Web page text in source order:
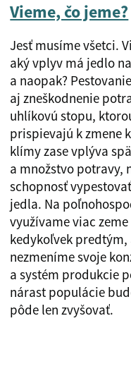
Vieme, čo jeme?
Jesť musíme všetci.
aký vplyv má jedlo
a naopak?
aj zneškodnenie
uhlíkovú stopu,
prispievajú k zmene
klímy zase vplýva
a množstvo potravy,
schopnosť
jedla. Na
využívame viac zeme
kedykoľvek predtým,
nezmeníme svoje
a systém produkcie
nárast populácie
pôde len zvyšovať.